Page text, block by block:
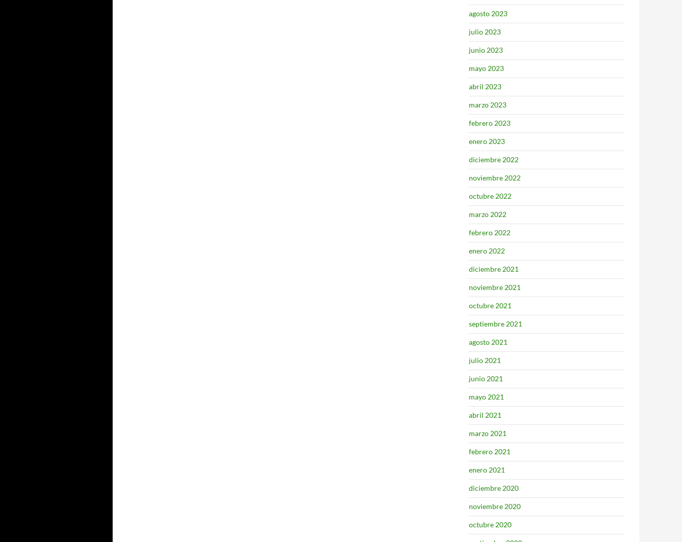
agosto 2023
julio 2023
junio 2023
mayo 2023
abril 2023
marzo 2023
febrero 2023
enero 2023
diciembre 2022
noviembre 2022
octubre 2022
marzo 2022
febrero 2022
enero 2022
diciembre 2021
noviembre 2021
octubre 2021
septiembre 2021
agosto 2021
julio 2021
junio 2021
mayo 2021
abril 2021
marzo 2021
febrero 2021
enero 2021
diciembre 2020
noviembre 2020
octubre 2020